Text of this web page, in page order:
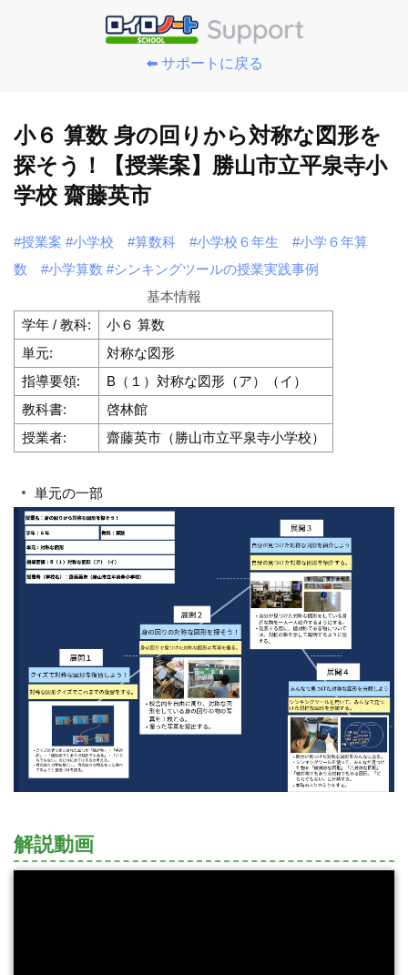
⬅️ サポートに戻る
小６ 算数 身の回りから対称な図形を
探そう！【授業案】勝山市立平泉寺小
学校 齋藤英市
#授業案 #小学校 #算数科 #小学校６年生
#小学６年算
数
#小学算数 #シンキングツールの授業実践事例
基本情報
学年 / 教科:
小６ 算数
単元:
対称な図形
指導要領:
B（１）対称な図形（ア）（イ）
教科書:
啓林館
授業者:
齋藤英市（勝山市立平泉寺小学校）
単元の一部
解説動画